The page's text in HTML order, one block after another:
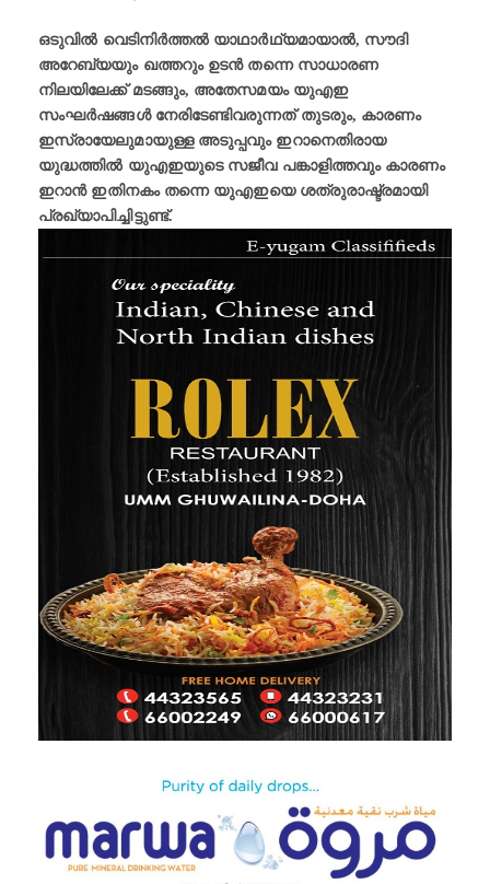
ഒടുവിൽ വെടിനിർത്തൽ യാഥാർഥ്യമായാൽ, സൗദി
അറേബ്യയും ഖത്തറും ഉടൻ തന്നെ സാധാരണ
നിലയിലേക്ക് മടങ്ങും, അതേസമയം യുഎഇ
സംഘർഷങ്ങൾ നേരിടേണ്ടിവരുന്നത് തുടരും, കാരണം
ഇസ്രായേലുമായുള്ള അടുപ്പവും ഇറാനെതിരായ
യുദ്ധത്തിൽ യുഎഇയുടെ സജീവ പങ്കാളിത്തവും കാരണം
ഇറാൻ ഇതിനകം തന്നെ യുഎഇയെ ശത്രുരാഷ്ട്രമായി
പ്രഖ്യാപിച്ചിട്ടുണ്ട്.